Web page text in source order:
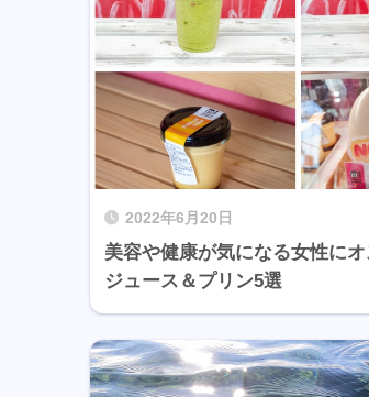
2022年6月20日
美容や健康が気になる女性に
ジュース＆プリン5選